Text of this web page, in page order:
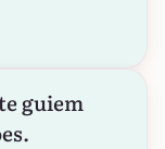
guiem